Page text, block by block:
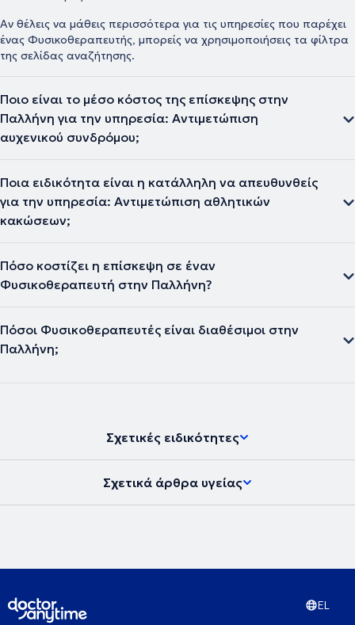
Αν θέλεις να μάθεις περισσότερα για τις υπηρεσίες που παρέχει
ένας Φυσικοθεραπευτής, μπορείς να χρησιμοποιήσεις τα φίλτρα
της σελίδας αναζήτησης.
Ποιο είναι το μέσο κόστος της επίσκεψης στην
Παλλήνη για την υπηρεσία: Αντιμετώπιση
αυχενικού συνδρόμου;
Ποια ειδικότητα είναι η κατάλληλη να απευθυνθείς
για την υπηρεσία: Αντιμετώπιση αθλητικών
κακώσεων;
Πόσο κοστίζει η επίσκεψη σε έναν
Φυσικοθεραπευτή στην Παλλήνη?
Πόσοι Φυσικοθεραπευτές είναι διαθέσιμοι στην
Παλλήνη;
Σχετικές ειδικότητες
Σχετικά άρθρα υγείας
EL